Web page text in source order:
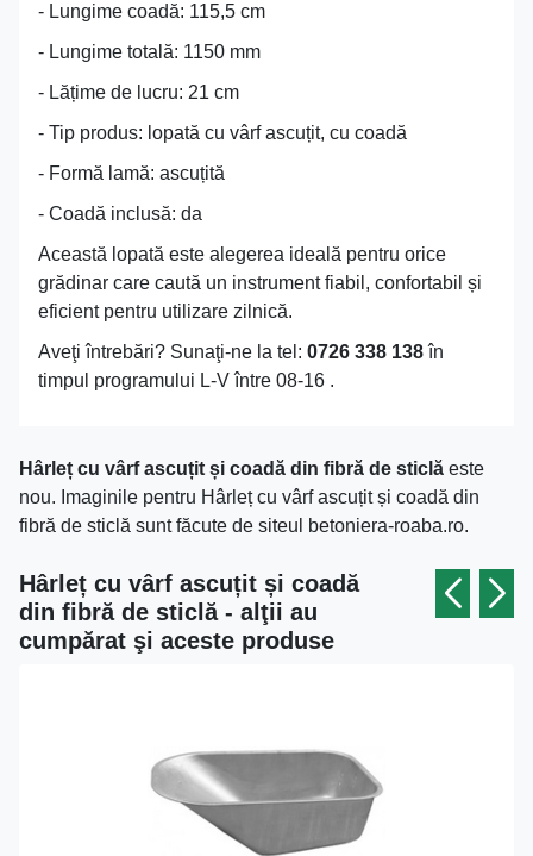
- Lungime coadă: 115,5 cm
- Lungime totală: 1150 mm
- Lățime de lucru: 21 cm
- Tip produs: lopată cu vârf ascuțit, cu coadă
- Formă lamă: ascuțită
- Coadă inclusă: da
Această lopată este alegerea ideală pentru orice
grădinar care caută un instrument fiabil, confortabil și
eficient pentru utilizare zilnică.
Aveţi întrebări? Sunaţi-ne la tel: 0726 338 138în
timpul programului L-V între 08-16 .
Hârleț cu vârf ascuțit și coadă din fibră de sticlă este
nou. Imaginile pentru Hârleț cu vârf ascuțit și coadă din
fibră de sticlă sunt făcute de siteul betoniera-roaba.ro.
Hârleț cu vârf ascuțit și coadă
din fibră de sticlă - alţii au
cumpărat şi aceste produse